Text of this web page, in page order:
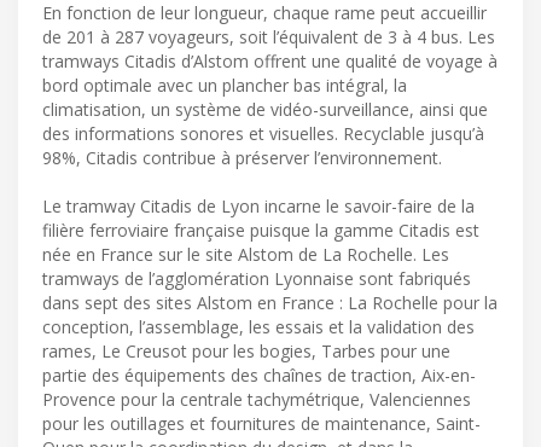
En fonction de leur longueur, chaque rame peut accueillir
de 201 à 287 voyageurs, soit l’équivalent de 3 à 4 bus. Les
tramways Citadis d’Alstom offrent une qualité de voyage à
bord optimale avec un plancher bas intégral, la
climatisation, un système de vidéo-surveillance, ainsi que
des informations sonores et visuelles. Recyclable jusqu’à
98%, Citadis contribue à préserver l’environnement.
Le tramway Citadis de Lyon incarne le savoir-faire de la
filière ferroviaire française puisque la gamme Citadis est
née en France sur le site Alstom de La Rochelle. Les
tramways de l’agglomération Lyonnaise sont fabriqués
dans sept des sites Alstom en France : La Rochelle pour la
conception, l’assemblage, les essais et la validation des
rames, Le Creusot pour les bogies, Tarbes pour une
partie des équipements des chaînes de traction, Aix-en-
Provence pour la centrale tachymétrique, Valenciennes
pour les outillages et fournitures de maintenance, Saint-